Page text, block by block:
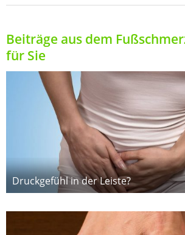
Beiträge aus dem
für Sie
Druckgefühl in der Leiste?